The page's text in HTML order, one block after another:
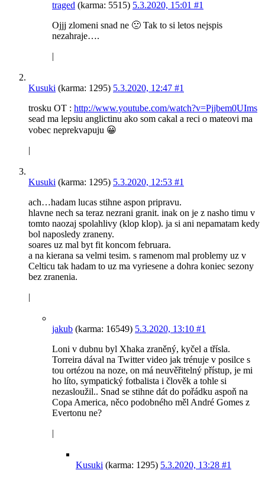
traged (karma: 5515) 5.3.2020, 15:01 #1
Ojjj zlomeni snad ne 🙁 Tak to si letos nejspis
nezahraje….
|
Kusuki (karma: 1295) 5.3.2020, 12:47 #1
trosku OT : http://www.youtube.com/watch?v=Pjjbem0UIms
sead ma lepsiu anglictinu ako som cakal a reci o mateovi ma
vobec neprekvapuju 😀
|
Kusuki (karma: 1295) 5.3.2020, 12:53 #1
ach…hadam lucas stihne aspon pripravu.
hlavne nech sa teraz nezrani granit. inak on je z nasho timu v
tomto naozaj spolahlivy (klop klop). ja si ani nepamatam kedy
bol naposledy zraneny.
soares uz mal byt fit koncom februara.
a na kierana sa velmi tesim. s ramenom mal problemy uz v
Celticu tak hadam to uz ma vyriesene a dohra koniec sezony
bez zranenia.
|
jakub (karma: 16549) 5.3.2020, 13:10 #1
Loni v dubnu byl Xhaka zraněný, kyčel a třísla.
Torreira dával na Twitter video jak trénuje v posilce s
tou ortézou na noze, on má neuvěřitelný přístup, je mi
ho líto, sympatický fotbalista i člověk a tohle si
nezasloužil.. Snad se stihne dát do pořádku aspoň na
Copa America, něco podobného měl André Gomes z
Evertonu ne?
|
Kusuki (karma: 1295) 5.3.2020, 13:28 #1